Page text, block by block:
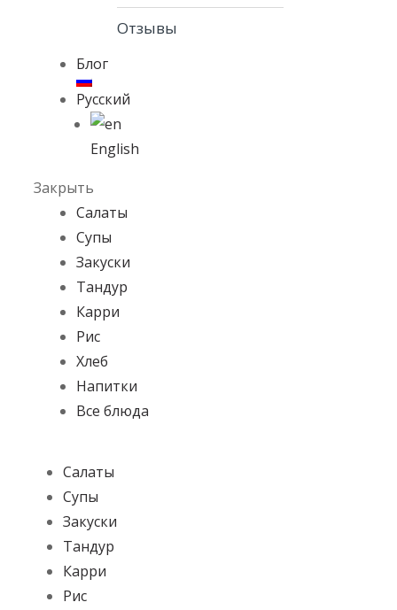
Отзывы
Блог
Русский
English
Закрыть
Салаты
Супы
Закуски
Тандур
Карри
Рис
Хлеб
Напитки
Все блюда
Салаты
Супы
Закуски
Тандур
Карри
Рис